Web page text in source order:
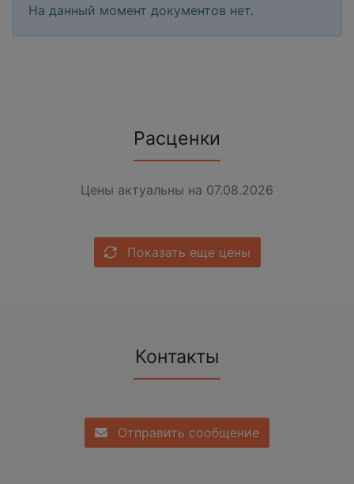
На данный момент документов нет.
Расценки
Цены актуальны на 07.08.2026
Показать еще цены
Контакты
Отправить сообщение